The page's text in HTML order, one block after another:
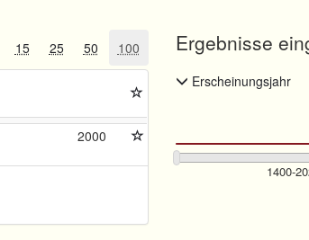
15 25 50 100
2000
Ergebnisse
Erscheinungsjahr